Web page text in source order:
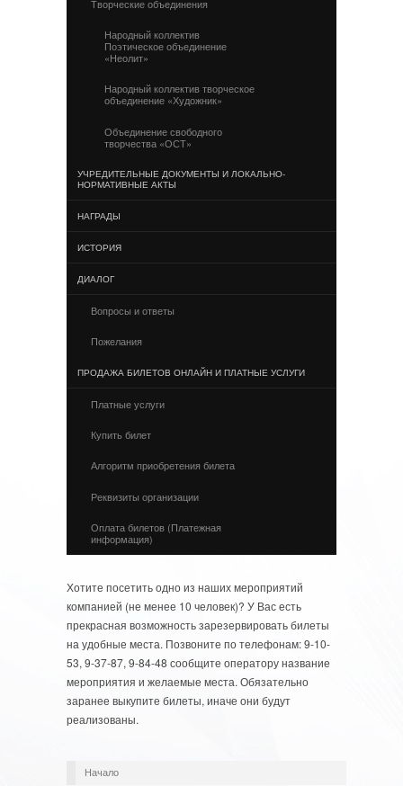
Творческие объединения
Народный коллектив
Поэтическое объединение
«Неолит»
Народный коллектив творческое
объединение «Художник»
Объединение свободного
творчества «ОСТ»
УЧРЕДИТЕЛЬНЫЕ ДОКУМЕНТЫ И ЛОКАЛЬНО-
НОРМАТИВНЫЕ АКТЫ
НАГРАДЫ
ИСТОРИЯ
ДИАЛОГ
Вопросы и ответы
Пожелания
ПРОДАЖА БИЛЕТОВ ОНЛАЙН И ПЛАТНЫЕ УСЛУГИ
Платные услуги
Купить билет
Алгоритм приобретения билета
Реквизиты организации
Оплата билетов (Платежная
информация)
Хотите посетить одно из наших мероприятий
компанией (не менее 10 человек)? У Вас есть
прекрасная возможность зарезервировать билеты
на удобные места. Позвоните по телефонам: 9-10-
53, 9-37-87, 9-84-48 сообщите оператору название
мероприятия и желаемые места. Обязательно
заранее выкупите билеты, иначе они будут
реализованы.
Начало